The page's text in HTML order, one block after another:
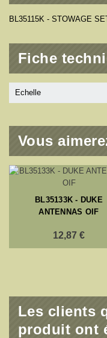
BL35115K - STOWAGE
Fiche
Echelle
Vous
BL35133K - DUKE
ANTENNAS OIF
12,87 €
Les clients
produit ont